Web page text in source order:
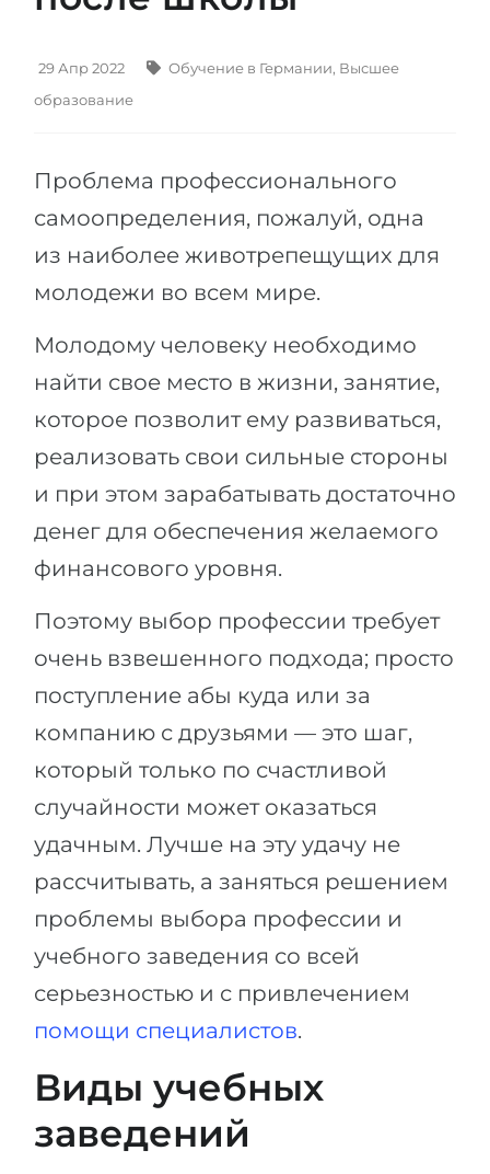
Языковая виза
ШТУДИЕНКОЛЛЕГ
Штудиенколлеги
Freshman / Foundation
Подготовка к вузу
Подготовка к штудиенколлег
Специальные курсы
Математика
Портфолио
ГЕОГРАФИЯ
Земли
Города
ПРОФЕССИИ
Профессии
Специальности
Примеры вакансий
КАРЬЕРНОЕ ОРИЕНТИРОВАНИЕ
Тест Голланда
Тест Карта Интересов
Тест RIASEC
Успех на
100%
Наши студенты успешно поступают
Штудиенколлег
ПОСТУПАЕМ ПОСЛЕ...
Школы 11 классов
Школы 12 классов (NIS)
Колледжа
1 курса
Бакалавриата
Магистратуры
ПОСТУПАЕМ НА...
Медицина
Физика
Менеджмент
Другая специальность
ПОСТУПАЕМ ИЗ...
Россия
Украина
Казахстан
Азербайджан
Армения
Беларусь
ЗАПИСАТЬСЯ НА КОНСУЛЬТАЦИЮ
29 Апр 2022 Обучение в Германии, Высшее
образование
Проблема профессионального
самоопределения, пожалуй, одна
из наиболее животрепещущих для
молодежи во всем мире.
Молодому человеку необходимо
найти свое место в жизни, занятие,
которое позволит ему развиваться,
реализовать свои сильные стороны
и при этом зарабатывать достаточно
денег для обеспечения желаемого
финансового уровня.
Поэтому выбор профессии требует
очень взвешенного подхода; просто
поступление абы куда или за
компанию с друзьями — это шаг,
который только по счастливой
случайности может оказаться
удачным. Лучше на эту удачу не
рассчитывать, а заняться решением
проблемы выбора профессии и
учебного заведения со всей
серьезностью и с привлечением
помощи специалистов.
Виды учебных
заведений